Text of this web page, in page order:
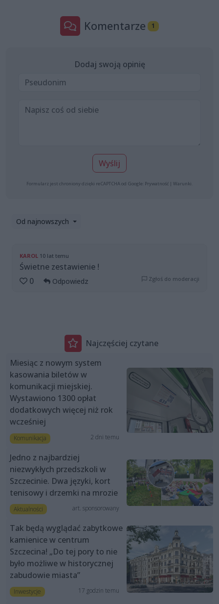
Komentarze 1
Dodaj swoją opinię
Wyślij
Formularz jest chroniony dzięki reCAPTCHA od Google: Prywatność | Warunki
Od najnowszych
KAROL 10 lat temu
Świetne zestawienie !
0
Odpowiedz Zgłoś do moderacji
Najczęściej czytane
Miesiąc z nowym system
kasowania biletów w
komunikacji miejskiej.
Wystawiono 1300 opłat
dodatkowych więcej niż rok
wcześniej
Komunikacja 2 dni temu
Jedno z najbardziej
niezwykłych przedszkoli w
Szczecinie. Dwa języki, kort
tenisowy i drzemki na mrozie
Aktualności art. sponsorowany
Tak będą wyglądać zabytkowe
kamienice w centrum
Szczecina! „Do tej pory to nie
było możliwe w historycznej
zabudowie miasta”
Inwestycje 17 godzin temu